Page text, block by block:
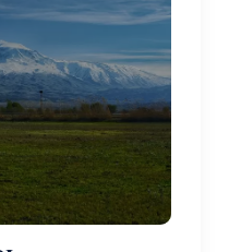
par les
et aériens. Les
des aéroports qui
assurant un accès
est également
et de chemins
transport pratiques